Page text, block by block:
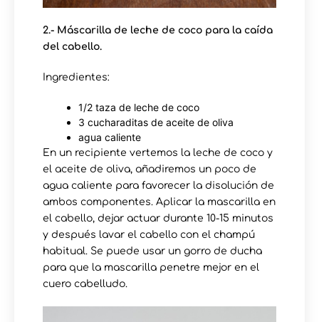
2.- Máscarilla de leche de coco para la caída
del cabello.
Ingredientes:
1/2 taza de leche de coco
3 cucharaditas de aceite de oliva
agua caliente
En un recipiente vertemos la leche de coco y
el aceite de oliva, añadiremos un poco de
agua caliente para favorecer la disolución de
ambos componentes. Aplicar la mascarilla en
el cabello, dejar actuar durante 10-15 minutos
y después lavar el cabello con el champú
habitual. Se puede usar un gorro de ducha
para que la mascarilla penetre mejor en el
cuero cabelludo.